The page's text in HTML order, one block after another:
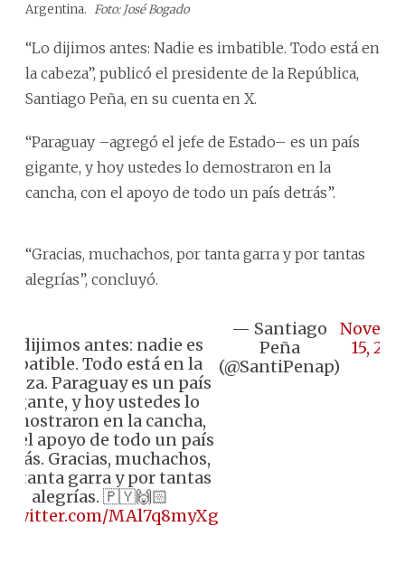
Argentina. Foto: José Bogado
“Lo dijimos antes: Nadie es imbatible. Todo está en
la cabeza”, publicó el presidente de la República,
Santiago Peña, en su cuenta en X.
“Paraguay –agregó el jefe de Estado– es un país
gigante, y hoy ustedes lo demostraron en la
cancha, con el apoyo de todo un país detrás”.
“Gracias, muchachos, por tanta garra y por tantas
alegrías”, concluyó.
dijimos antes: nadie es
Todo está en la
Paraguay es un país
gigante, y hoy ustedes lo
en la cancha,
el apoyo de todo un país
Gracias, muchachos,
tanta garra y por tantas
alegrías. 🇵🇾🙌🏻
MAl7q8myXg
— Santiago
Peña
(@SantiPenap)
15,